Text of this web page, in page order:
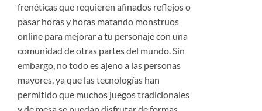
frenéticas que requieren afinados reflejos o
pasar horas y horas matando monstruos
online para mejorar a tu personaje con una
comunidad de otras partes del mundo. Sin
embargo, no todo es ajeno a las personas
mayores, ya que las tecnologías han
permitido que muchos juegos tradicionales
y de mesa se puedan disfrutar de formas